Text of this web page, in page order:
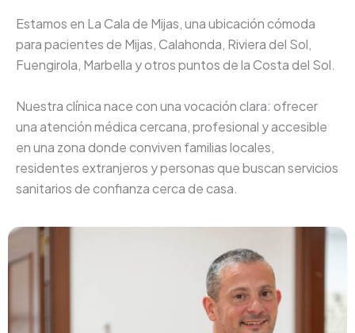
Estamos en La Cala de Mijas, una ubicación cómoda
para pacientes de Mijas, Calahonda, Riviera del Sol,
Fuengirola, Marbella y otros puntos de la Costa del Sol.
Nuestra clínica nace con una vocación clara: ofrecer
una atención médica cercana, profesional y accesible
en una zona donde conviven familias locales,
residentes extranjeros y personas que buscan servicios
sanitarios de confianza cerca de casa.